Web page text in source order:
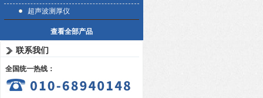
超声波测厚仪
查看全部产品
联系我们
全国统一热线：